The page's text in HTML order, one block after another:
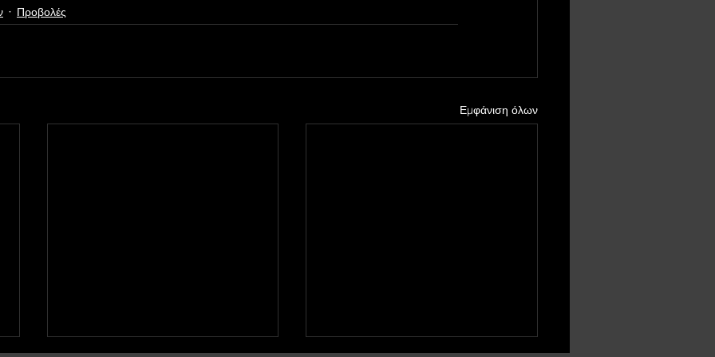
Προβολές
Εμφάνιση όλων